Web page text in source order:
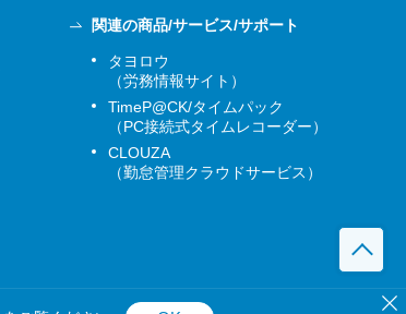
関連の商品/サービス/サポート
タヨロウ
（労務情報サイト）
TimeP@CK/タイムパック
（PC接続式タイムレコーダー）
CLOUZA
（勤怠管理クラウドサービス）